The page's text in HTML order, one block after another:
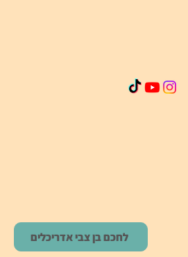
לחכם בן צבי אדריכלים